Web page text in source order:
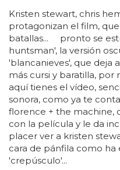
Kristen stewart, chris
protagonizan el film,
batallas... pronto se
huntsman', la versión
'blancanieves', que deja
más cursi y baratilla, por
aquí tienes el vídeo,
sonora, como ya te
florence + the machine,
con la película y le da
placer ver a kristen
cara de pánfila como ha
'crepúsculo'...